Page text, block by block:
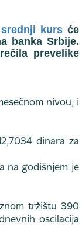
kursće
banka Srbije.
prevelike
nivou, i
dinara za
na godišnjem je
tržištu 390
oscilacija